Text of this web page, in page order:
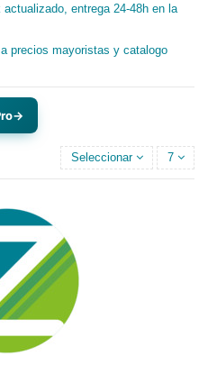
entrega 24-48h en la
precios mayoristas y catalogo
→
Seleccionar 7